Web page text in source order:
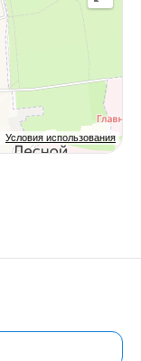
Условия использования